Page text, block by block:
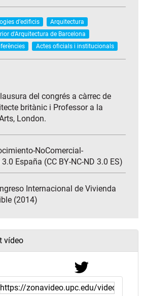
d’edificis
Arquitectura
d'Arquitectura de Barcelona
Actes oficials i institucionals
del congrés a càrrec de
britànic i Professor a la
London.
NoComercial-
España (CC BY-NC-ND 3.0 ES)
Internacional de Vivienda
(2014)
vídeo